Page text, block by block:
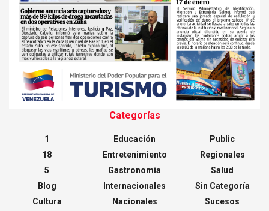
Categorías
1
18
5
Blog
Cultura
Educación
Entretenimiento
Gastronomia
Internacionales
Nacionales
Public
Regionales
Salud
Sin Categoría
Sucesos